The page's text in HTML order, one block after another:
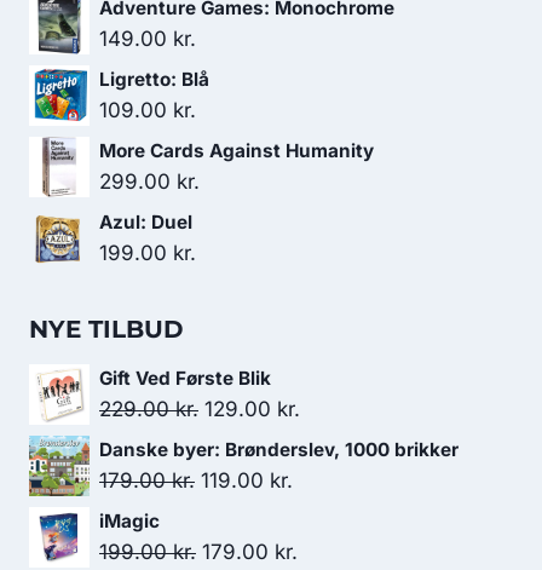
Adventure Games: Monochrome
149.00 kr.
Ligretto: Blå
109.00 kr.
More Cards Against Humanity
299.00 kr.
Azul: Duel
199.00 kr.
NYE TILBUD
Gift Ved Første Blik
229.00kr. Den
oprindelige
pris
229.00 kr..
129.00 kr.
aktuelle
Danske byer: Brønderslev, 1000 brikker
179.00kr. Den
pris
119.00 kr.
pris
iMagic
199.00kr. Den
179.00 kr.